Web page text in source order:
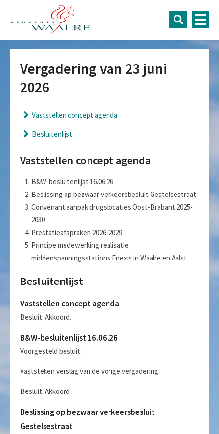
Vergadering van 23 juni
2026
Vaststellen concept agenda
Besluitenlijst
Vaststellen concept agenda
B&W-besluitenlijst 16.06.26
Beslissing op bezwaar verkeersbesluit Gestelsestraat
Convenant aanpak drugslocaties Oost-Brabant 2025-
2030
Prestatieafspraken 2026-2029
Principe medewerking realisatie
middenspanningsstations Enexis in Waalre en Aalst
Besluitenlijst
Vaststellen concept agenda
Besluit: Akkoord.
B&W-besluitenlijst 16.06.26
Voorgesteld besluit:
Vaststellen verslag van de vorige vergadering
Besluit: Akkoord
Beslissing op bezwaar verkeersbesluit
Gestelsestraat